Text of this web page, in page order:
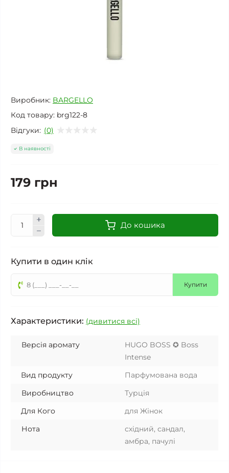
Виробник: BARGELLO
Код товару: brg122-8
Відгуки: (0)
В наявності
179 грн
До кошика
Купити в один клік
Купити
Характеристики: (дивитися всі)
Версія аромату
HUGO BOSS ✪ Boss
Intense
Вид продукту
Парфумована вода
Виробництво
Турція
Для Кого
для Жінок
Нота
східний, сандал,
амбра, пачулі